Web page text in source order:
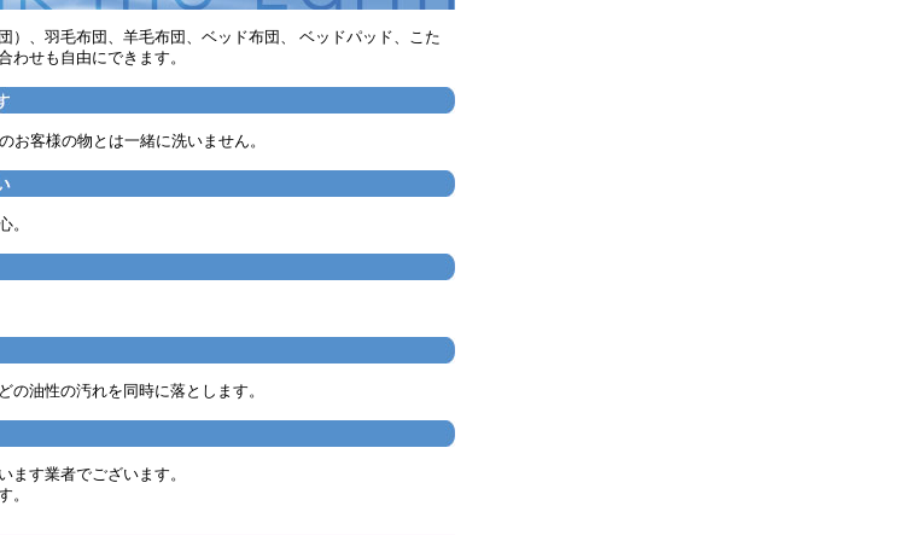
）、羽毛布団、羊毛布団、ベッド布団、 ベッドパッド、こた
わせも自由にできます。
お客様の物とは一緒に洗いません。
。
の油性の汚れを同時に落とします。
ます業者でございます。
。